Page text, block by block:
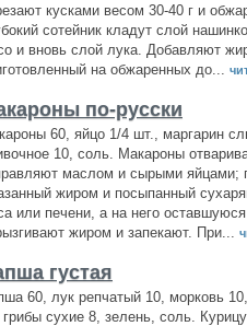
кусками весом 30-40 г и
сотейник кладут слой
и вновь слой лука. Добавляют
на обжаренных до...
по-русски
60, яйцо 1/4 шт., маргарин
10, соль. Макароны
маслом и сырыми яйцами;
жиром и посыпанный
или печени, а на него
жиром и запекают. При...
густая
60, лук репчатый 10, морковь
грибы сухие 8, зелень, соль.